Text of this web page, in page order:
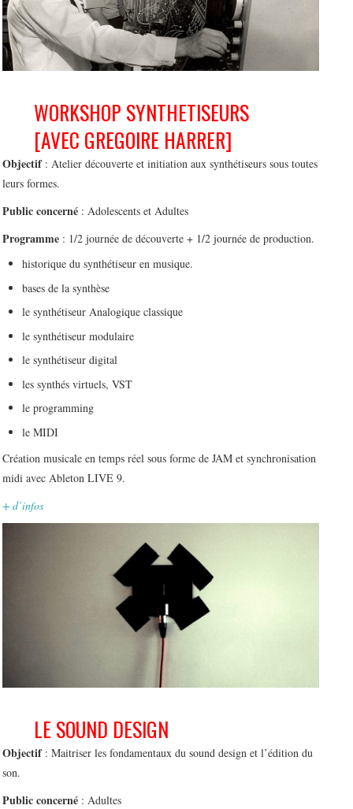
WORKSHOP SYNTHETISEURS
[AVEC GREGOIRE HARRER]
Objectif: Atelier découverte et initiation aux synthétiseurs sous toutes
leurs formes.
Public concerné: Adolescents et Adultes
Programme: 1/2 journée de découverte + 1/2 journée de production.
historique du synthétiseur en musique.
bases de la synthèse
le synthétiseur Analogique classique
le synthétiseur modulaire
le synthétiseur digital
les synthés virtuels, VST
le programming
le MIDI
Création musicale en temps réel sous forme de JAM et synchronisation
midi avec Ableton LIVE 9.
+ d’infos
LE SOUND DESIGN
Objectif: Maitriser les fondamentaux du sound design et l’édition du
son.
Public concerné: Adultes